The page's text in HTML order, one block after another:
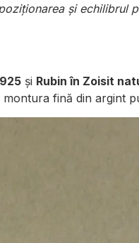
și echilibrul
și Rubin în Zoisit
fină din argint